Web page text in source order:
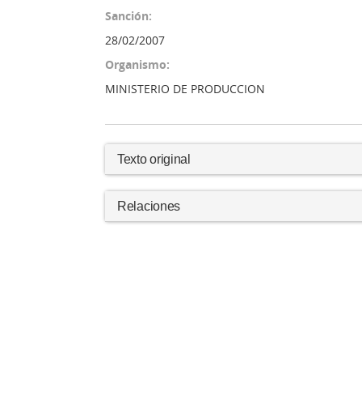
Sanción:
28/02/2007
Organismo:
MINISTERIO DE PRODUCCION
Texto original
Relaciones